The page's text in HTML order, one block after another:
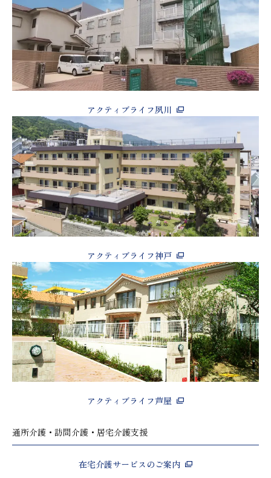
アクティブライフ夙川
アクティブライフ神戸
アクティブライフ芦屋
通所介護・訪問介護・居宅介護支援
在宅介護サービスのご案内